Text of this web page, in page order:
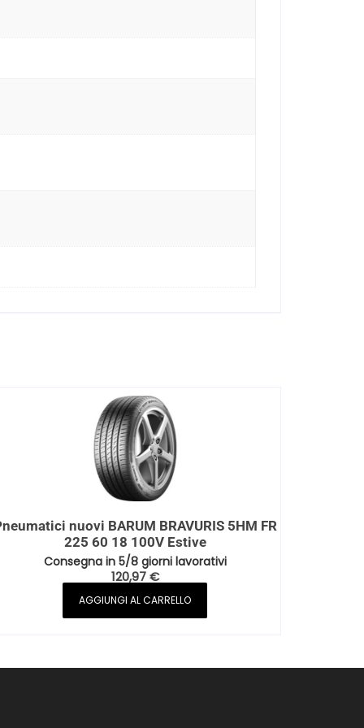
nuovi BARUM BRAVURIS 5HM FR
225 60 18 100V Estive
Consegna in 5/8 giorni lavorativi
120,97€
AGGIUNGI AL CARRELLO